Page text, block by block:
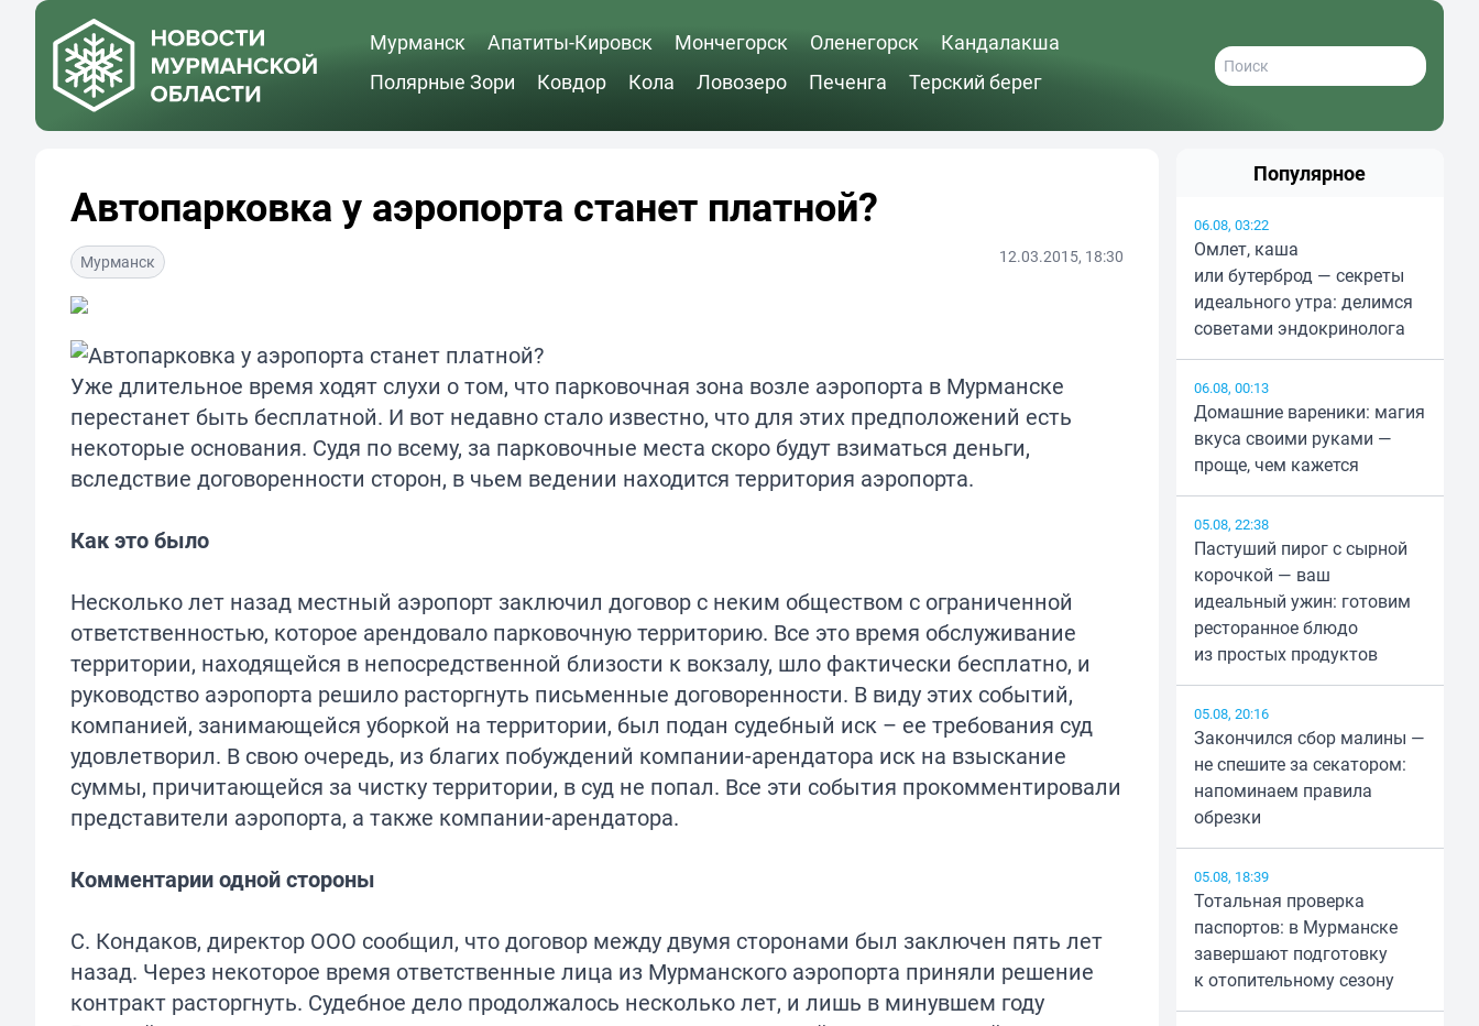
Мурманск Апатиты-Кировск Мончегорск Оленегорск
Кандалакша
Полярные Зори
Ковдор Кола Ловозеро Печенга Терский берег
Автопарковка у аэропорта станет платной?
Мурманск 12.03.2015, 18:30
Уже длительное время ходят слухи о том, что парковочная зона возле аэропорта в Мурманске
перестанет быть бесплатной. И вот недавно стало известно, что для этих предположений есть
некоторые основания. Судя по всему, за парковочные места скоро будут взиматься деньги,
вследствие договоренности сторон, в чьем ведении находится территория аэропорта.
Как это было
Несколько лет назад местный аэропорт заключил договор с неким обществом с ограниченной
ответственностью, которое арендовало парковочную территорию. Все это время обслуживание
территории, находящейся в непосредственной близости к вокзалу, шло фактически бесплатно, и
руководство аэропорта решило расторгнуть письменные договоренности. В виду этих событий,
компанией, занимающейся уборкой на территории, был подан судебный иск – ее требования суд
удовлетворил. В свою очередь, из благих побуждений компании-арендатора иск на взыскание
суммы, причитающейся за чистку территории, в суд не попал. Все эти события прокомментировали
представители аэропорта, а также компании-арендатора.
Комментарии одной стороны
С. Кондаков, директор ООО сообщил, что договор между двумя сторонами был заключен пять лет
назад. Через некоторое время ответственные лица из Мурманского аэропорта приняли решение
контракт расторгнуть. Судебное дело продолжалось несколько лет, и лишь в минувшем году
Популярное
06.08, 03:22
Омлет, каша
или бутерброд — секреты
идеального утра: делимся
советами эндокринолога
06.08, 00:13
Домашние вареники: магия
вкуса своими руками —
проще, чем кажется
05.08, 22:38
Пастуший пирог с сырной
корочкой — ваш
идеальный ужин: готовим
ресторанное блюдо
из простых продуктов
05.08, 20:16
Закончился сбор малины —
не спешите за секатором:
напоминаем правила
обрезки
05.08, 18:39
Тотальная проверка
паспортов: в Мурманске
завершают подготовку
к отопительному сезону